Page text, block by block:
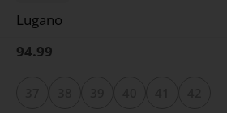
Lugano
94.99